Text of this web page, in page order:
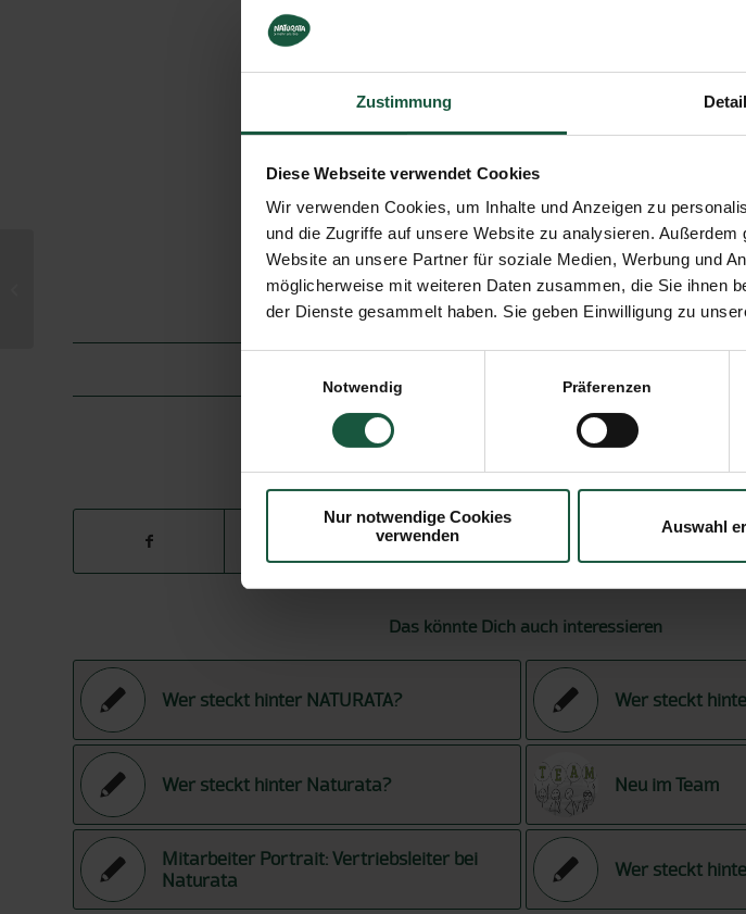
Zustimmung
Diese Webseite verwendet Cookies
Wir verwenden Cookies, um Inhalte und Anzeigen zu
und die Zugriffe auf unsere Website zu analysieren.
Website an unsere Partner für soziale Medien, Werbung und
möglicherweise mit weiteren Daten zusammen, die Sie ihnen
der Dienste gesammelt haben. Sie geben Einwilligung zu
Notwendig Präferenzen
Nur notwendige Cookies
verwenden
Auswahl
TEAM
Eintrag teilen
Das könnte Dich auch interessieren
Wer steckt hinter NATURATA? Wer steckt
Wer steckt hinter Naturata? Neu im Team
Mitarbeiter Portrait: Vertriebsleiter bei
Naturata
Wer steckt